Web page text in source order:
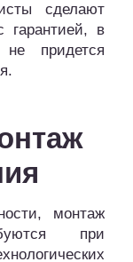
сделают
гарантией, в
придется
монтаж
при